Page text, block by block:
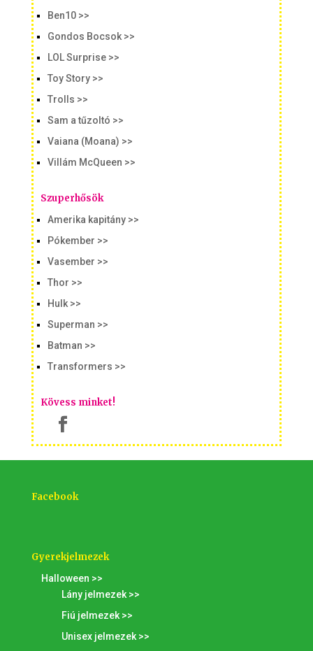
Ben10 >>
Gondos Bocsok >>
LOL Surprise >>
Toy Story >>
Trolls >>
Sam a tűzoltó >>
Vaiana (Moana) >>
Villám McQueen >>
Szuperhősök
Amerika kapitány >>
Pókember >>
Vasember >>
Thor >>
Hulk >>
Superman >>
Batman >>
Transformers >>
Kövess minket!
Facebook
Gyerekjelmezek
Halloween >>
Lány jelmezek >>
Fiú jelmezek >>
Unisex jelmezek >>